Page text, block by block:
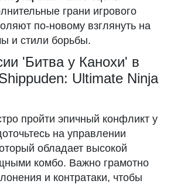
грани игрового
по-новому взглянуть на
и стили борьбы.
'Битва у Канохи' в
Ultimate Ninja
пройти эпичный конфликт у
на управлении
обладает высокой
комбо. Важно грамотно
и контратаки, чтобы